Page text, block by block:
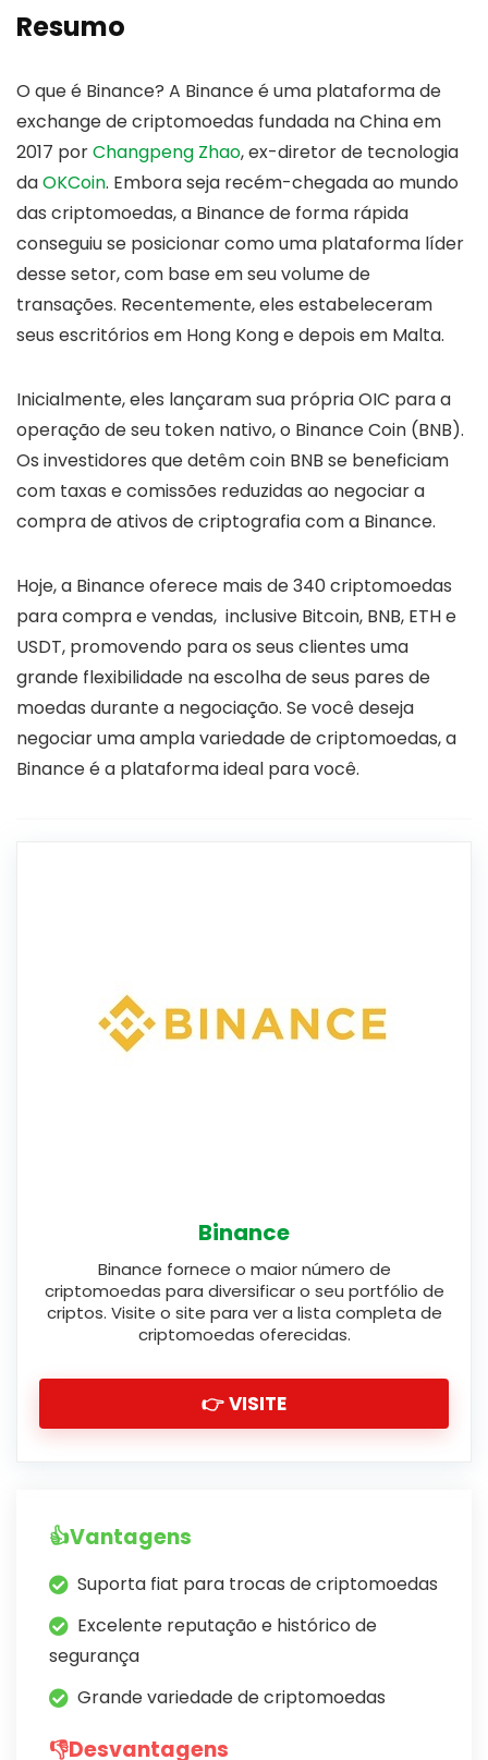
Resumo
O que é Binance? A Binance é uma plataforma de
exchange de criptomoedas fundada na China em
2017 porChangpeng Zhao, ex-diretor de tecnologia
daOKCoin. Embora seja recém-chegada ao mundo
das criptomoedas, a Binance de forma rápida
conseguiu se posicionar como uma plataforma líder
desse setor, com base em seu volume de
transações. Recentemente, eles estabeleceram
seus escritórios em Hong Kong e depois em Malta.
Inicialmente, eles lançaram sua própria OIC para a
operação de seu token nativo, o Binance Coin (BNB).
Os investidores que detêm coin BNB se beneficiam
com taxas e comissões reduzidas ao negociar a
compra de ativos de criptografia com a Binance.
Hoje, a Binance oferece mais de 340 criptomoedas
para compra e vendas, inclusive Bitcoin, BNB, ETH e
USDT, promovendo para os seus clientes uma
grande flexibilidade na escolha de seus pares de
moedas durante a negociação. Se você deseja
negociar uma ampla variedade de criptomoedas, a
Binance é a plataforma ideal para você.
Binance
Binance fornece o maior número de
criptomoedas para diversificar o seu portfólio de
criptos. Visite o site para ver a lista completa de
criptomoedas oferecidas.
👉 VISITE
👍Vantagens
Suporta fiat para trocas de criptomoedas
Excelente reputação e histórico de
segurança
Grande variedade de criptomoedas
👎Desvantagens